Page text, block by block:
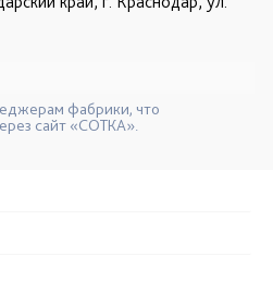
фабрики, что
сайт «СОТКА».